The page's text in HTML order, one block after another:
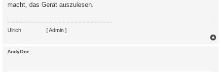
macht, das Gerät auszulesen.
-----------------------------------------------------
Ulrich
[ Admin ]
AndyOne